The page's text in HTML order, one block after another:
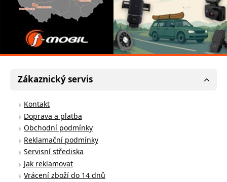
Zákaznický servis
Kontakt
Doprava a platba
Obchodní podmínky
Reklamační podmínky
Servisní střediska
Jak reklamovat
Vrácení zboží do 14 dnů